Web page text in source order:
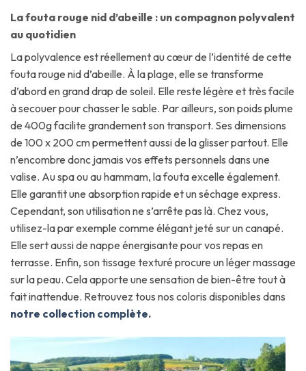
La fouta rouge nid d’abeille : un compagnon polyvalent
au quotidien
La polyvalence est réellement au cœur de l’identité de cette
fouta rouge nid d’abeille. À la plage, elle se transforme
d’abord en grand drap de soleil. Elle reste légère et très facile
à secouer pour chasser le sable. Par ailleurs, son poids plume
de 400g facilite grandement son transport. Ses dimensions
de 100 x 200 cm permettent aussi de la glisser partout. Elle
n’encombre donc jamais vos effets personnels dans une
valise. Au spa ou au hammam, la fouta excelle également.
Elle garantit une absorption rapide et un séchage express.
Cependant, son utilisation ne s’arrête pas là. Chez vous,
utilisez-la par exemple comme élégant jeté sur un canapé.
Elle sert aussi de nappe énergisante pour vos repas en
terrasse. Enfin, son tissage texturé procure un léger massage
sur la peau. Cela apporte une sensation de bien-être tout à
fait inattendue. Retrouvez tous nos coloris disponibles dans
notre collection complète.